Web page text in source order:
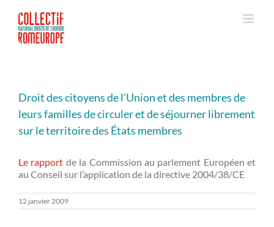
contenu
Droit des citoyens de l’Union et des membres de
leurs familles de circuler et de séjourner librement
sur le territoire des États membres
Le rapport de la Commission au parlement Européen et
au Conseil sur l’application de la directive 2004/38/CE
12 janvier 2009